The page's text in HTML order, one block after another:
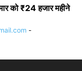
को ₹24 हजार महीने
-